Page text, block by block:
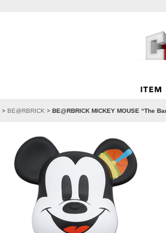
> BE@RBRICK > BE@RBRICK MICKEY MOUSE “The